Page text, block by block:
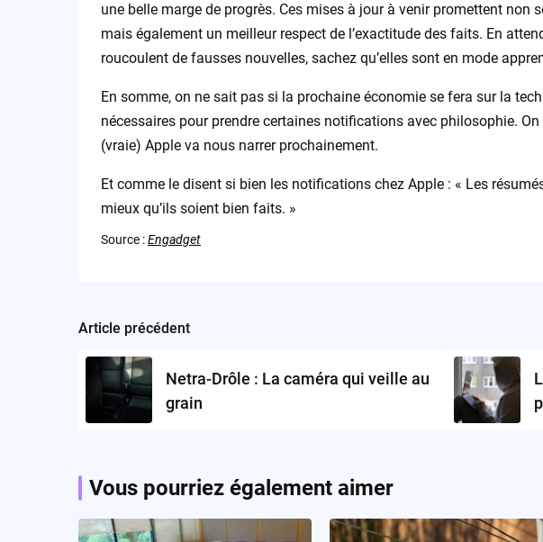
une belle marge de progrès. Ces mises à jour à venir promettent non
mais également un meilleur respect de l’exactitude des faits. En
roucoulent de fausses nouvelles, sachez qu’elles sont en mode
En somme, on ne sait pas si la prochaine économie se fera sur la
nécessaires pour prendre certaines notifications avec philosophie.
(vraie) Apple va nous narrer prochainement.
Et comme le disent si bien les notifications chez Apple : « Les
mieux qu’ils soient bien faits. »
Source :Engadget
Post
navigation
Article précédent
Netra-Drôle : La caméra qui veille au
grain
Vous pourriez également aimer